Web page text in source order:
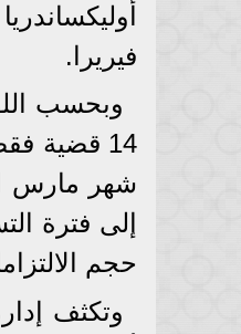
فيريرا.
وبحسب
14 قضية
شهر مارس
إلى فترة
حجم
وتكثف